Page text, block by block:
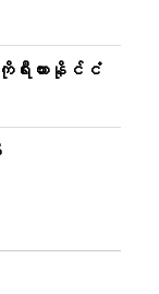
ရီးယားနိုင်ငံ